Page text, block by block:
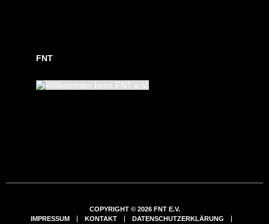
FNT
COPYRIGHT © 2026 FNT E.V.
IMPRESSUM
KONTAKT DATENSCHUTZERKLÄRUNG